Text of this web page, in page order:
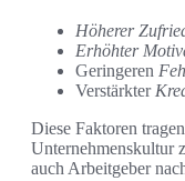
Höherer
Erhöhter
Geringeren
Verstärkter
Diese Faktoren
Unternehmenskultur
auch Arbeitgeber